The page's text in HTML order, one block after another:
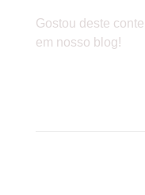
Gostou deste
em nosso blog!